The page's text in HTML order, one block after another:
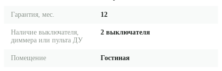
Гарантия, мес. 12
Наличие выключателя,
диммера или пульта ДУ
2 выключателя
Помещение Гостиная